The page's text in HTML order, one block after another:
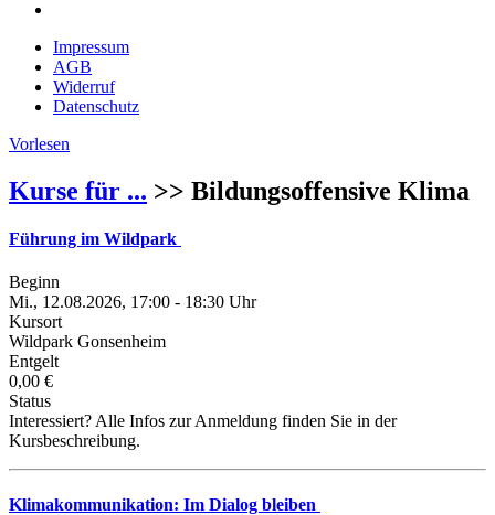
Impressum
AGB
Widerruf
Datenschutz
Vorlesen
Kurse für ... >> Bildungsoffensive Klima
Führung im Wildpark
Beginn
Mi., 12.08.2026, 17:00 - 18:30 Uhr
Kursort
Wildpark Gonsenheim
Entgelt
0,00 €
Status
Interessiert? Alle Infos zur Anmeldung finden Sie in der
Kursbeschreibung.
Klimakommunikation: Im Dialog bleiben